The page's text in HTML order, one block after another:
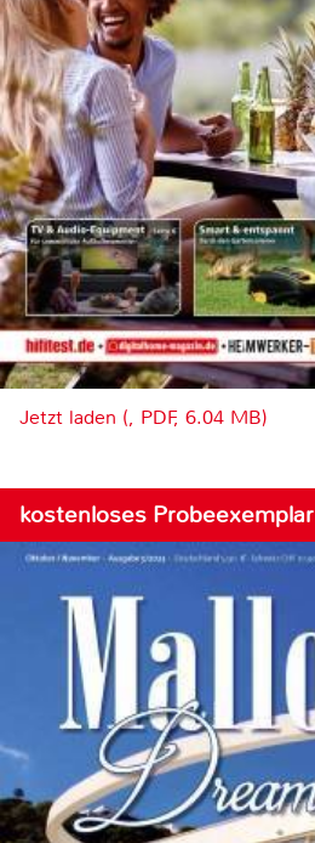
Jetzt laden (, PDF, 6.04 MB)
kostenloses Probeexemplar